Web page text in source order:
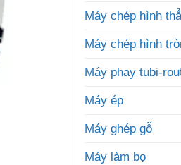
Máy chép hình
Máy chép hình
Máy phay tubi-
Máy ép
Máy ghép gỗ
Máy làm bọ